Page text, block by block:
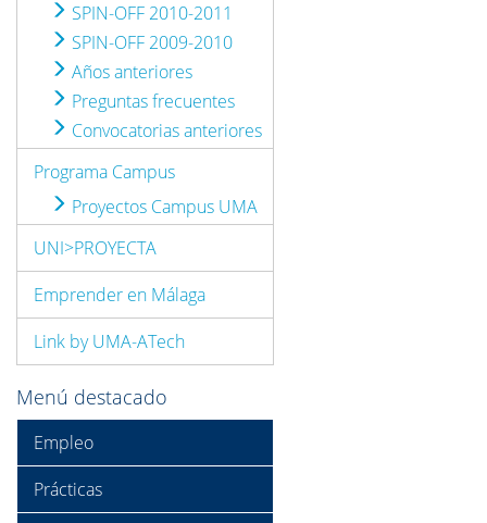
SPIN-OFF 2010-2011
SPIN-OFF 2009-2010
Años anteriores
Preguntas frecuentes
Convocatorias anteriores
Programa Campus
Proyectos Campus UMA
UNI>PROYECTA
Emprender en Málaga
Link by UMA-ATech
Menú destacado
Empleo
Prácticas